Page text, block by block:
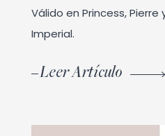
Válido en Princess, Pierre
Imperial.
Leer Artículo